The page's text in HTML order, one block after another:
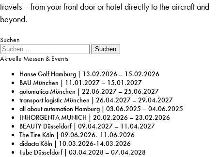
travels – from your front door or hotel directly to the aircraft and
beyond.
Suchen
Suche
Suchen
Aktuelle Messen & Events
Hanse Golf Hamburg | 13.02.2026 – 15.02.2026
BAU München | 11.01.2027 – 15.01.2027
automatica München | 22.06.2027 – 25.06.2027
transport logistic München | 26.04.2027 – 29.04.2027
all about automation Hamburg | 03.06.2025 – 04.06.2025
INHORGENTA MUNICH | 20.02.2026 – 23.02.2026
BEAUTY Düsseldorf | 09.04.2027 – 11.04.2027
The Tire Köln | 09.06.2026.-11.06.2026
didacta Köln | 10.03.2026-14.03.2026
Tube Düsseldorf | 03.04.2028 – 07.04.2028